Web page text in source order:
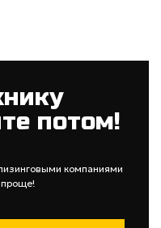
потом!
компаниями
проще!